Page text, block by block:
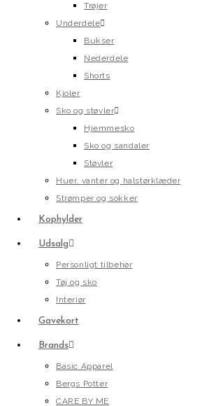
Trøjer
Underdele
Bukser
Nederdele
Shorts
Kjoler
Sko og støvler
Hjemmesko
Sko og sandaler
Støvler
Huer, vanter og halstørklæder
Strømper og sokker
Kophylder
Udsalg
Personligt tilbehør
Tøj og sko
Interiør
Gavekort
Brands
Basic Apparel
Bergs Potter
CARE BY ME